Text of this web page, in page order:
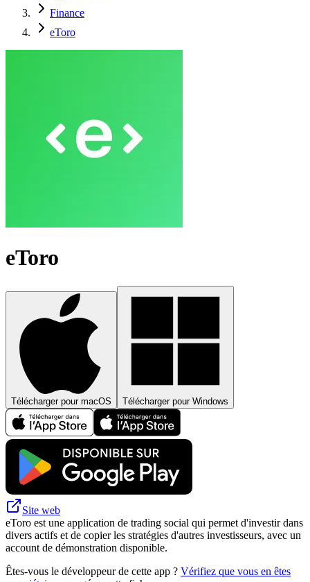
Finance
eToro
eToro
Télécharger pour macOS Télécharger pour Windows
Site web
eToro est une application de trading social qui permet d'investir dans
divers actifs et de copier les stratégies d'autres investisseurs, avec un
account de démonstration disponible.
Êtes-vous le développeur de cette app ? Vérifiez que vous en êtes